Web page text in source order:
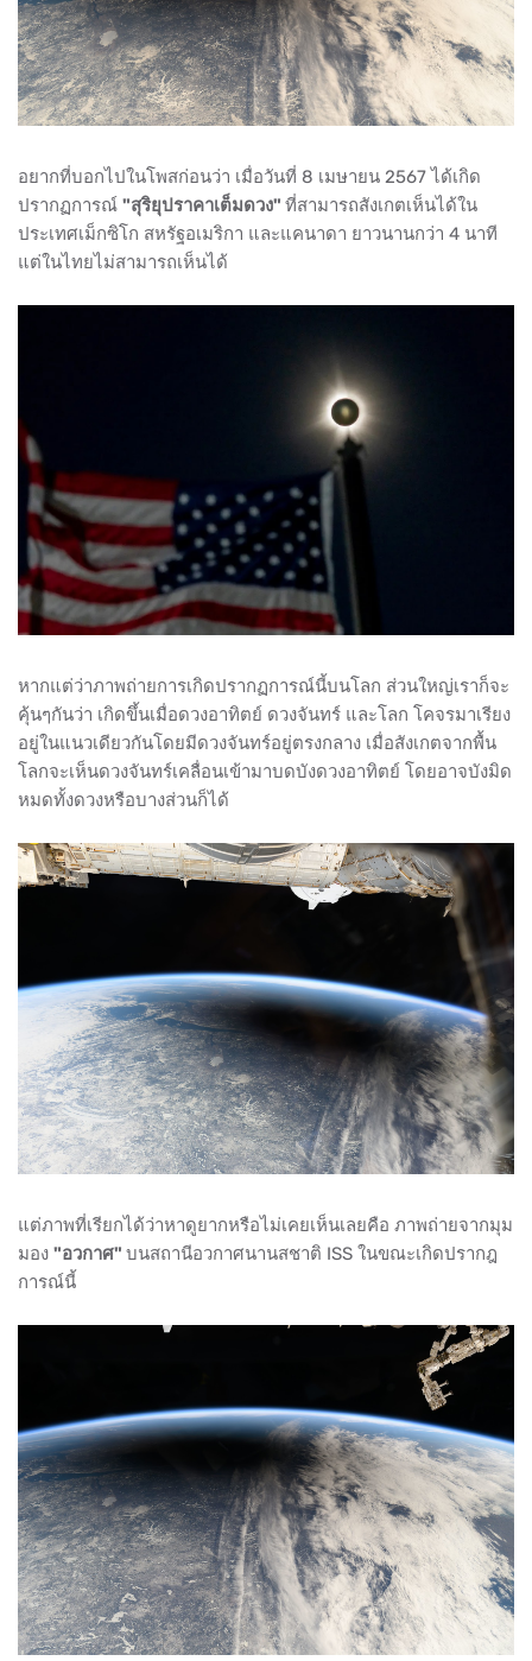
อยากที่บอกไปในโพสก่อนว่า เมื่อวันที่ 8 เมษายน 2567 ได้เกิด
ปรากฏการณ์ "สุริยุปราคาเต็มดวง" ที่สามารถสังเกตเห็นได้ใน
ประเทศเม็กซิโก สหรัฐอเมริกา และแคนาดา ยาวนานกว่า 4 นาที
แต่ในไทยไม่สามารถเห็นได้
หากแต่ว่าภาพถ่ายการเกิดปรากฏการณ์นี้บนโลก ส่วนใหญ่เราก็จะ
คุ้นๆกันว่า เกิดขึ้นเมื่อดวงอาทิตย์ ดวงจันทร์ และโลก โคจรมาเรียง
อยู่ในแนวเดียวกันโดยมีดวงจันทร์อยู่ตรงกลาง เมื่อสังเกตจากพื้น
โลกจะเห็นดวงจันทร์เคลื่อนเข้ามาบดบังดวงอาทิตย์ โดยอาจบังมิด
หมดทั้งดวงหรือบางส่วนก็ได้
แต่ภาพที่เรียกได้ว่าหาดูยากหรือไม่เคยเห็นเลยคือ ภาพถ่ายจากมุม
มอง "อวกาศ" บนสถานีอวกาศนานสชาติ ISS ในขณะเกิดปรากฎ
การณ์นี้